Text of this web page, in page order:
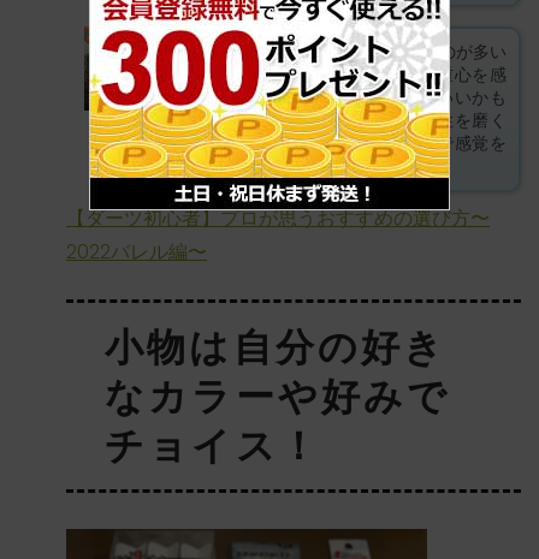
浅野プロ
ブラスダーツは16g前後のものが多い
から、まずは軽いものから重心を感
じるトレーニングをするといいかも
ですね。自分のスキルや感性を磨く
意味もこめて、軽いダーツで感覚を
養うイメージですかね！
【ダーツ初心者】プロが思うおすすめの選び方〜
2022バレル編〜
小物は自分の好き
なカラーや好みで
チョイス！